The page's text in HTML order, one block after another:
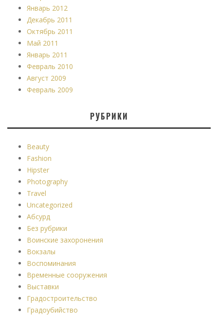
Январь 2012
Декабрь 2011
Октябрь 2011
Май 2011
Январь 2011
Февраль 2010
Август 2009
Февраль 2009
РУБРИКИ
Beauty
Fashion
Hipster
Photography
Travel
Uncategorized
Абсурд
Без рубрики
Воинские захоронения
Вокзалы
Воспоминания
Временные сооружения
Выставки
Градостроительство
Градоубийство